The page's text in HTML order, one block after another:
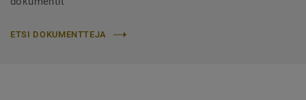
ETSI DOKUMENTTEJA